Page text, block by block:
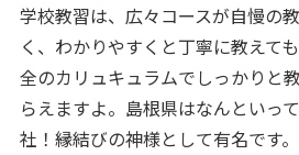
学校教習は、広々コースが自慢の
く、わかりやすくと丁寧に教えて
全のカリュキュラムでしっかりと
らえますよ。島根県はなんといっ
社！縁結びの神様として有名です